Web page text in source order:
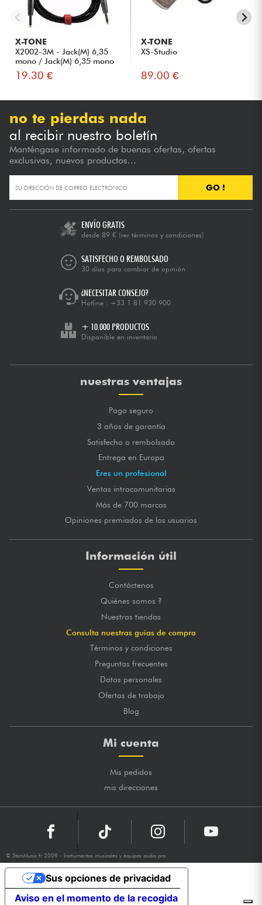
X-TONE
X2002-3M - Jack(M) 6,35
mono / Jack(M) 6,35 mono
S...
19.30 €
X-TONE
XS-Studio
89.00 €
no te pierdas nada
al recibir nuestro boletín
Manténgase informado de buenas ofertas, ofertas
exclusivas, nuevos productos...
GO !
ENVÍO GRATIS
desde 89 € (ver términos y condiciones)
SATISFECHO O REMBOLSADO
30 días para cambiar de opinión
¿NECESITAR CONSEJO?
Hotline : +33 1 81 930 900
+ 10.000 PRODUCTOS
Disponible en inventario
nuestras ventajas
Pago seguro
3 años de garantía
Satisfecho o rembolsado
Entrega en Europa
Eres un profesional
Ventas intracomunitarias
Más de 700 marcas
Opiniones premiados de los usuarios
Información útil
Contáctenos
Quiénes somos ?
Nuestras tiendas
Consulta nuestras guías de compra
Términos y condiciones
Preguntas frecuentes
Datos personales
Ofertas de trabajo
Blog
Mi cuenta
Mis pedidos
mis direcciones
© StarsMusic.fr 2009 - Instrumentos musicales y equipos audio pro
Aviso en el momento de la recogida
Sus opciones de privacidad